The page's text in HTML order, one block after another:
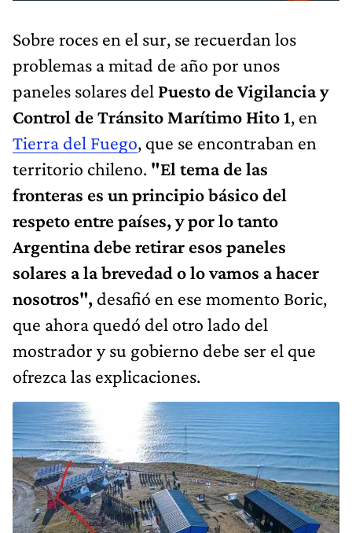
Sobre roces en el sur, se recuerdan los
problemas a mitad de año por unos
paneles solares del Puesto de Vigilancia y
Control de Tránsito Marítimo Hito 1, en
Tierra del Fuego, que se encontraban en
territorio chileno. "El tema de las
fronteras es un principio básico del
respeto entre países, y por lo tanto
Argentina debe retirar esos paneles
solares a la brevedad o lo vamos a hacer
nosotros", desafió en ese momento Boric,
que ahora quedó del otro lado del
mostrador y su gobierno debe ser el que
ofrezca las explicaciones.